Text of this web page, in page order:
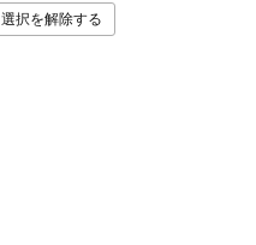
選択を解除する